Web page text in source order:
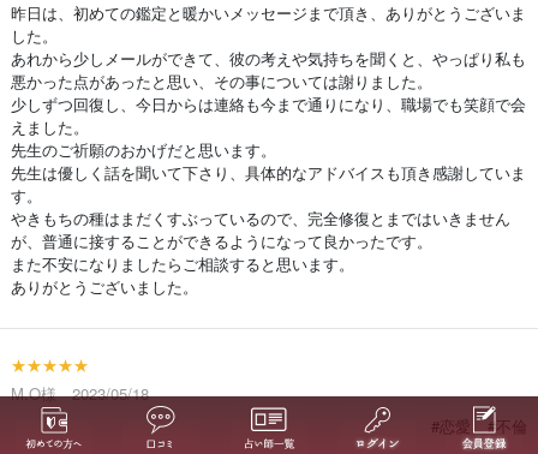
昨日は、初めての鑑定と暖かいメッセージまで頂き、ありがとうございま
した。
あれから少しメールができて、彼の考えや気持ちを聞くと、やっぱり私も
悪かった点があったと思い、その事については謝りました。
少しずつ回復し、今日からは連絡も今まで通りになり、職場でも笑顔で会
えました。
先生のご祈願のおかげだと思います。
先生は優しく話を聞いて下さり、具体的なアドバイスも頂き感謝していま
す。
やきもちの種はまだくすぶっているので、完全修復とまではいきません
が、普通に接することができるようになって良かったです。
また不安になりましたらご相談すると思います。
ありがとうございました。
★★★★★
M.O様 2023/05/18
#恋愛
#不倫